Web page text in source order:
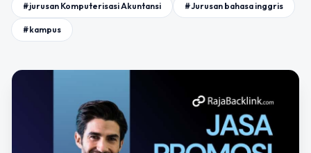
#jurusan Komputerisasi Akuntansi #Jurusan bahasa inggris
#kampus